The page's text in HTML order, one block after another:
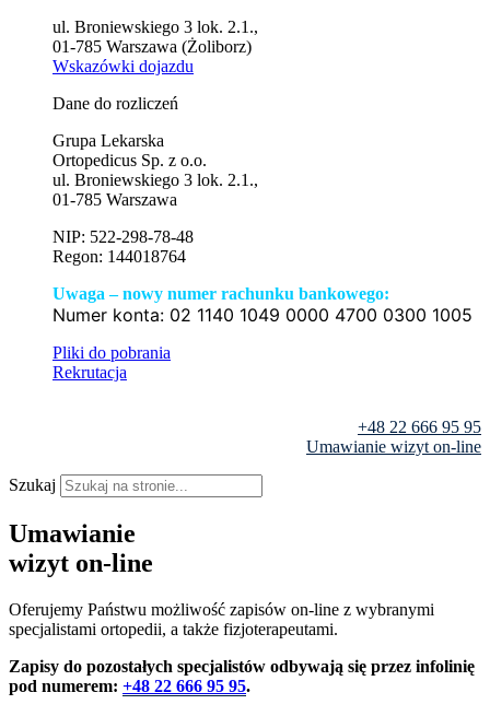
ul. Broniewskiego 3 lok. 2.1.,
01-785 Warszawa (Żoliborz)
Wskazówki dojazdu
Dane do rozliczeń
Grupa Lekarska
Ortopedicus Sp. z o.o.
ul. Broniewskiego 3 lok. 2.1.,
01-785 Warszawa
NIP: 522-298-78-48
Regon: 144018764
Uwaga – nowy numer rachunku bankowego:
Numer konta: 02 1140 1049 0000 4700 0300 1005
Pliki do pobrania
Rekrutacja
+48 22 666 95 95
Umawianie wizyt on-line
Szukaj
Umawianie
wizyt on-line
Oferujemy Państwu możliwość zapisów on-line z wybranymi
specjalistami ortopedii, a także fizjoterapeutami.
Zapisy do pozostałych specjalistów odbywają się przez infolinię
pod numerem: +48 22 666 95 95.